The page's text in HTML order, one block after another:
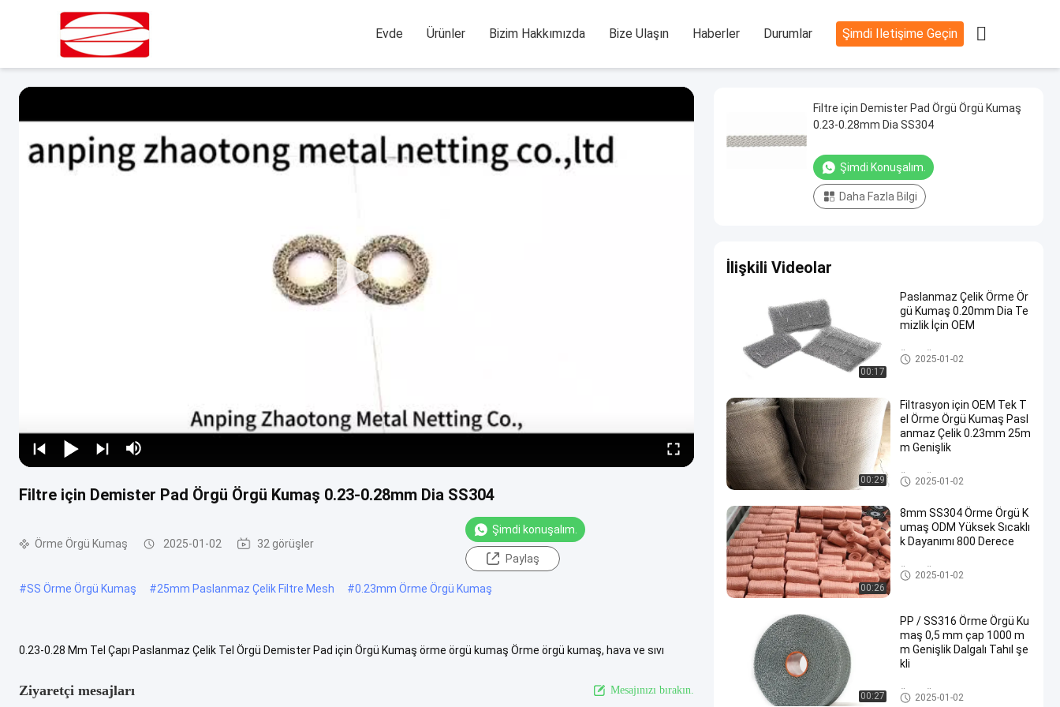
Evde Ürünler Bizim Hakkımızda Bize Ulaşın Haberler Durumlar Şimdi Iletişime Geçin 
Filtre için Demister Pad Örgü Örgü Kumaş 0.23-0.28mm Dia SS304
Örme Örgü Kumaş 2025-01-02 32 görüşler
Şimdi konuşalım.
Paylaş
#SS Örme Örgü Kumaş #25mm Paslanmaz Çelik Filtre Mesh #0.23mm Örme Örgü Kumaş
0.23-0.28 Mm Tel Çapı Paslanmaz Çelik Tel Örgü Demister Pad için Örgü Kumaş örme örgü kumaş Örme örgü kumaş, hava ve sıvı
Ziyaretçi mesajları Mesajınızı bırakın.
Filtre için Demister Pad Örgü Örgü Kumaş
0.23-0.28mm Dia SS304
Şimdi Konuşalım.
Daha Fazla Bilgi
İlişkili Videolar
00:17
Paslanmaz Çelik Örme Ör
gü Kumaş 0.20mm Dia Te
mizlik İçin OEM
Örme Örgü Kumaş
2025-01-02
00:29
Filtrasyon için OEM Tek T
el Örme Örgü Kumaş Pasl
anmaz Çelik 0.23mm 25m
m Genişlik
Örme Örgü Kumaş
2025-01-02
00:26
8mm SS304 Örme Örgü K
umaş ODM Yüksek Sıcaklı
k Dayanımı 800 Derece
Örme Örgü Kumaş
2025-01-02
00:27
PP / SS316 Örme Örgü Ku
maş 0,5 mm çap 1000 m
m Genişlik Dalgalı Tahıl şe
kli
Örme Örgü Kumaş
2025-01-02